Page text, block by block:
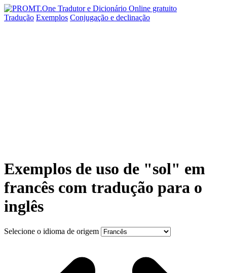
Tradução Exemplos Conjugação e declinação
Exemplos de uso de "sol" em
francês com tradução para o
inglês
Selecione o idioma de origem